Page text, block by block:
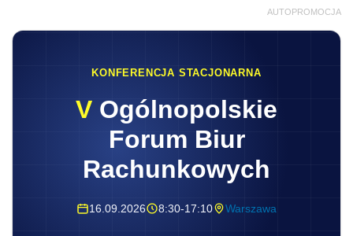
AUTOPROMOCJA
KONFERENCJA STACJONARNA
V Ogólnopolskie
Forum Biur
Rachunkowych
16.09.2026 8:30-17:10 Warszawa